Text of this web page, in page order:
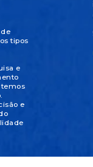
tipos
e
e